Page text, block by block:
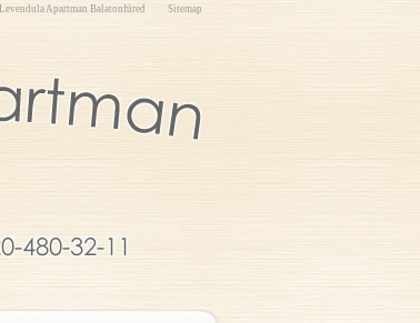
Levendula Apartman Balatonfüred Sitemap